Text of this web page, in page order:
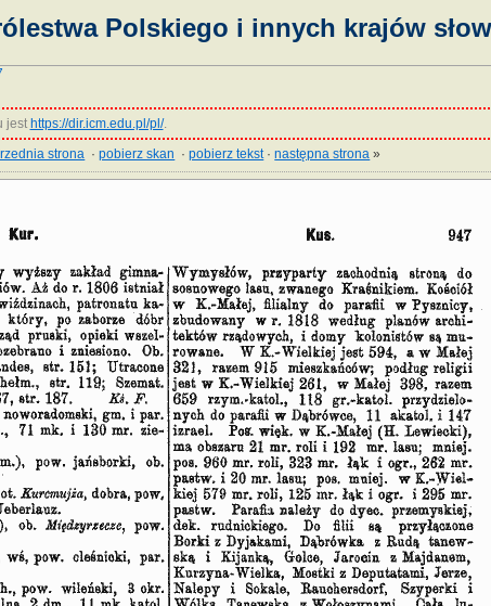
Polskiego i innych krajów
jest https://dir.icm.edu.pl/pl/.
strona ·pobierz skan ·pobierz tekst·następna strona »